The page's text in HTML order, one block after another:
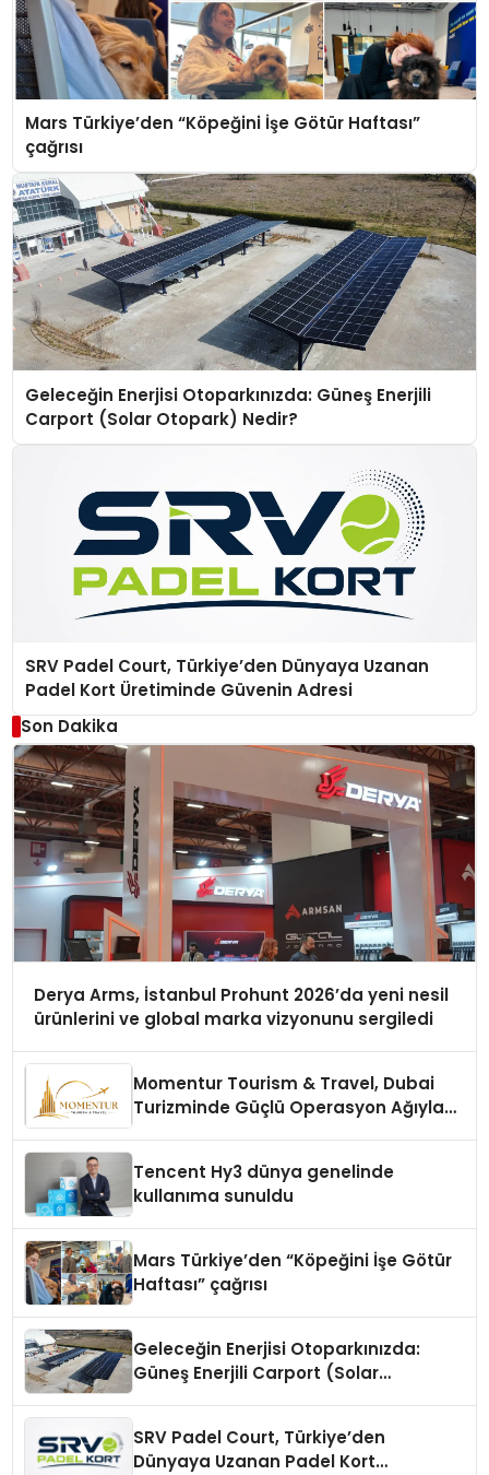
Mars Türkiye’den “Köpeğini İşe Götür Haftası”
çağrısı
Geleceğin Enerjisi Otoparkınızda: Güneş Enerjili
Carport (Solar Otopark) Nedir?
SRV Padel Court, Türkiye’den Dünyaya Uzanan
Padel Kort Üretiminde Güvenin Adresi
Son Dakika
Derya Arms, İstanbul Prohunt 2026’da yeni nesil
ürünlerini ve global marka vizyonunu sergiledi
Momentur Tourism & Travel, Dubai
Turizminde Güçlü Operasyon Ağıyla
Tencent Hy3 dünya genelinde
kullanıma sunuldu
Mars Türkiye’den “Köpeğini İşe Götür
Haftası” çağrısı
Geleceğin Enerjisi Otoparkınızda:
Güneş Enerjili Carport (Solar
SRV Padel Court, Türkiye’den
Dünyaya Uzanan Padel Kort